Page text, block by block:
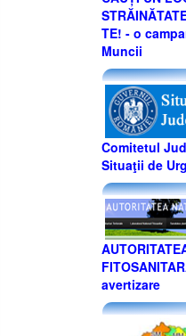
TE! - o
Muncii
Comitetul
Situaţii de
avertizare